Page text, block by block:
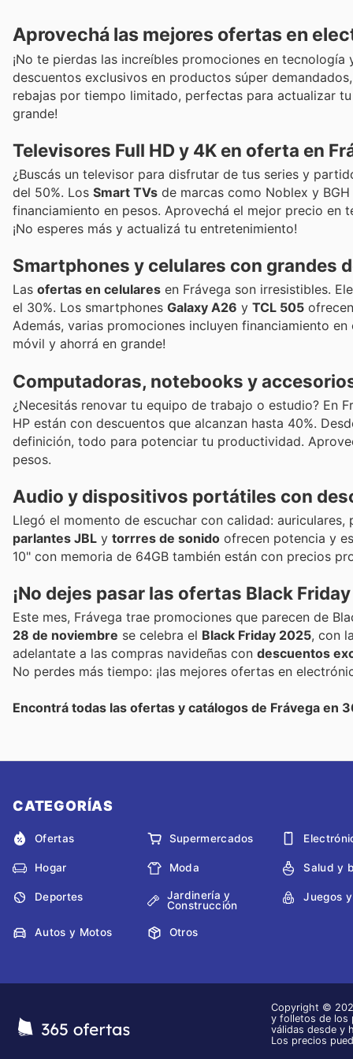
Aprovechá las mejores ofertas en
¡No te pierdas las increíbles promociones en
descuentos exclusivos en productos súper
rebajas por tiempo limitado, perfectas para actualizar
grande!
Televisores Full HD y 4K en oferta en
¿Buscás un televisor para disfrutar de tus series y
del 50%. Los Smart TVs de marcas como Noblex y
financiamiento en pesos. Aprovechá el mejor precio en
¡No esperes más y actualizá tu entretenimiento!
Smartphones y celulares con grandes
Las ofertas en celulares en Frávega son irresistibles.
el 30%. Los smartphones Galaxy A26 y TCL 505
Además, varias promociones incluyen financiamiento
móvil y ahorrá en grande!
Computadoras, notebooks y
¿Necesitás renovar tu equipo de trabajo o estudio? En
HP están con descuentos que alcanzan hasta 40%.
definición, todo para potenciar tu productividad.
pesos.
Audio y dispositivos portátiles con
Llegó el momento de escuchar con calidad:
parlantes JBL y torrres de sonido ofrecen potencia y
10" con memoria de 64GB también están con precios
¡No dejes pasar las ofertas Black
Este mes, Frávega trae promociones que parecen de
28 de noviembre se celebra el Black Friday 2025, con
adelantate a las compras navideñas con descuentos
No perdes más tiempo: ¡las mejores ofertas en
Encontrá todas las ofertas y catálogos de Frávega en
CATEGORÍAS
Ofertas Supermercados
Hogar Moda Salud y
Deportes
Jardinería y
Construcción
Juegos
Autos y Motos Otros
Copyright ©
y folletos de los
válidas desde y
Los precios